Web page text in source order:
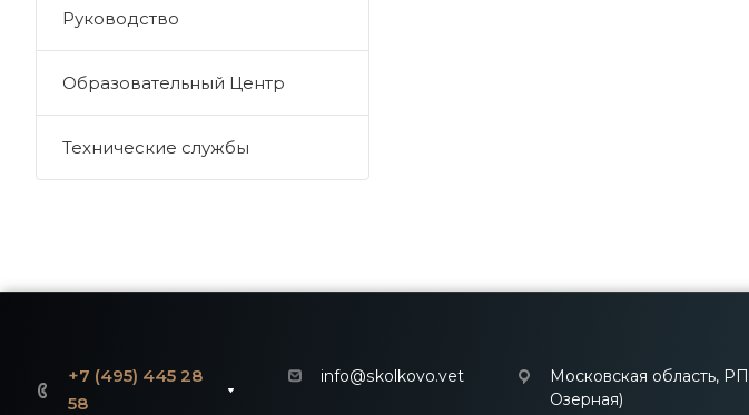
Руководство
Образовательный Центр
Технические службы
+7 (495) 445 28
58
info@skolkovo.vet
Московская область,
Озерная)